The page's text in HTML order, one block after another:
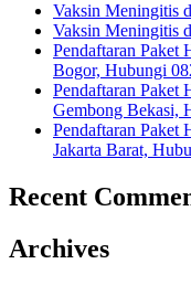
Vaksin Meningitis
Vaksin Meningitis
Pendaftaran Paket
Bogor, Hubungi
Pendaftaran Paket
Gembong Bekasi,
Pendaftaran Paket
Jakarta Barat,
Recent
Archives